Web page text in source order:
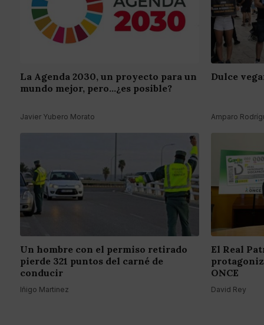
La Agenda 2030, un proyecto para un
mundo mejor, pero...¿es posible?
Javier Yubero Morato
Dulce
Amparo
Un hombre con el permiso retirado
pierde 321 puntos del carné de
conducir
Iñigo Martinez
El Real
ONCE
David Rey